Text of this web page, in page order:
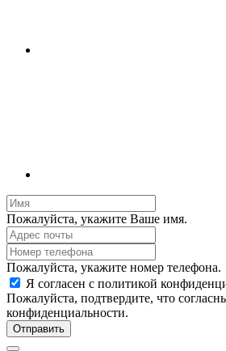
Пожалуйста, укажите Ваше имя.
Пожалуйста, укажите номер телефона.
Я согласен с политикой
Пожалуйста, подтвердите, что
конфиденциальности.
Отправить